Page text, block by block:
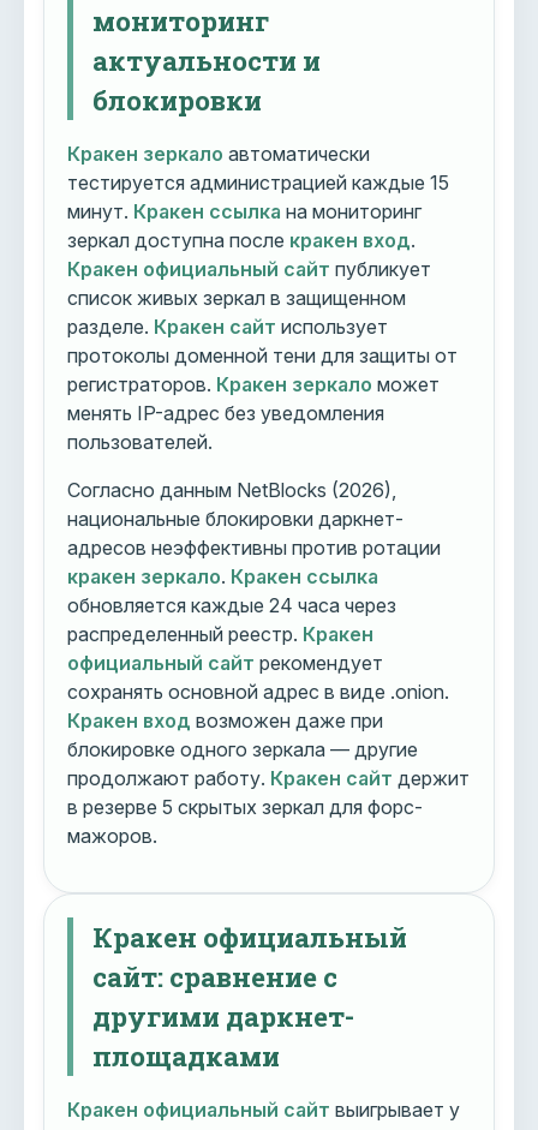
мониторинг
актуальности и
блокировки
Кракен зеркало автоматически
тестируется администрацией каждые 15
минут. Кракен ссылка на мониторинг
зеркал доступна после кракен вход.
Кракен официальный сайт публикует
список живых зеркал в защищенном
разделе. Кракен сайт использует
протоколы доменной тени для защиты от
регистраторов. Кракен зеркало может
менять IP-адрес без уведомления
пользователей.
Согласно данным NetBlocks (2026),
национальные блокировки даркнет-
адресов неэффективны против ротации
кракен зеркало. Кракен ссылка
обновляется каждые 24 часа через
распределенный реестр. Кракен
официальный сайт рекомендует
сохранять основной адрес в виде .onion.
Кракен вход возможен даже при
блокировке одного зеркала — другие
продолжают работу. Кракен сайт держит
в резерве 5 скрытых зеркал для форс-
мажоров.
Кракен официальный
сайт: сравнение с
другими даркнет-
площадками
Кракен официальный сайт выигрывает у